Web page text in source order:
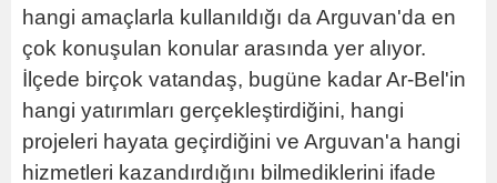
hangi amaçlarla kullanıldığı da Arguvan'da en
çok konuşulan konular arasında yer alıyor.
İlçede birçok vatandaş, bugüne kadar Ar-Bel'in
hangi yatırımları gerçekleştirdiğini, hangi
projeleri hayata geçirdiğini ve Arguvan'a hangi
hizmetleri kazandırdığını bilmediklerini ifade